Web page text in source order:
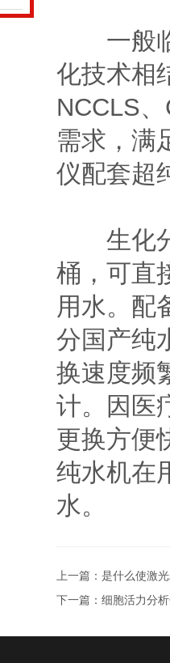
一般临
化技术相
NCCLS
需求，满
仪配套超
生化分
桶，可直
用水。配
分国产纯
换速度频
计。因医
更换方便
纯水机在
水。
上一篇： 是什么使激
下一篇： 细胞活力分